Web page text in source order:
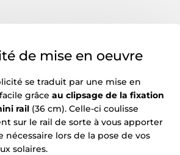
de mise en oeuvre
se traduit par une mise en
grâce au clipsage de la fixation
rail(36 cm). Celle-ci coulisse
sur le rail de sorte à vous apporter
nécessaire lors de la pose de vos
solaires.